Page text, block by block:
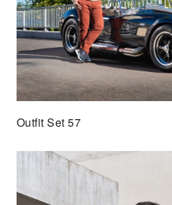
Outfit Set 57